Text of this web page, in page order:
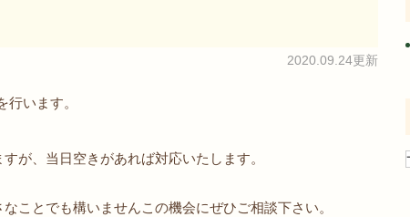
2020.09.24更新
います。
が、当日空きがあれば対応いたします。
ことでも構いませんこの機会にぜひご相談下さい。